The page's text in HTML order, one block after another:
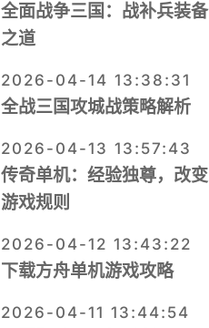
全面战争三国：战补兵装备
之道
2026-04-14 13:38:31
全战三国攻城战策略解析
2026-04-13 13:57:43
传奇单机：经验独尊，改变
游戏规则
2026-04-12 13:43:22
下载方舟单机游戏攻略
2026-04-11 13:44:54